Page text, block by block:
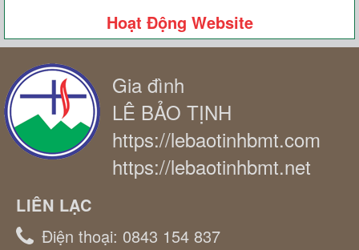
Hoạt Động Website
Gia đình
LÊ BẢO TỊNH
https://lebaotinhbmt.com
https://lebaotinhbmt.net
LIÊN LẠC
Điện thoại: 0843 154 837